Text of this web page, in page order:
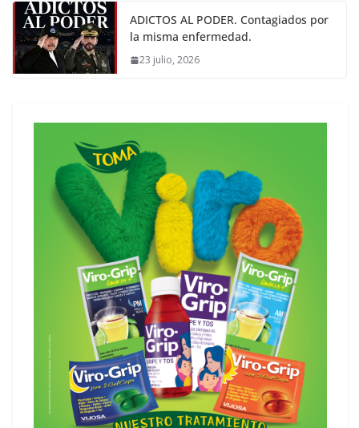
ADICTOS AL PODER. Contagiados por
la misma enfermedad.
23 julio, 2026